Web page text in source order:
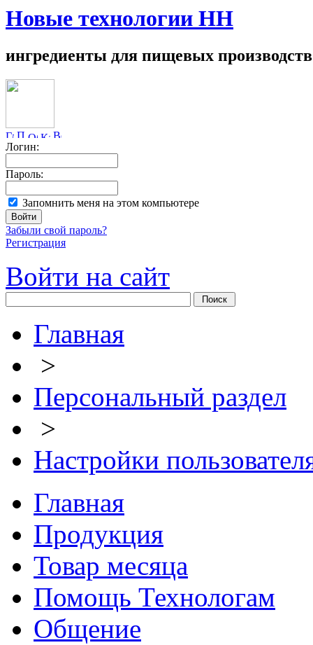
Новые технологии НН
ингредиенты для пищевых производств
Логин:
Пароль:
Запомнить меня на этом компьютере
Забыли свой пароль?
Регистрация
Войти на сайт
Главная
>
Персональный раздел
>
Настройки
Главная
Продукция
Товар месяца
Помощь Технологам
Общение